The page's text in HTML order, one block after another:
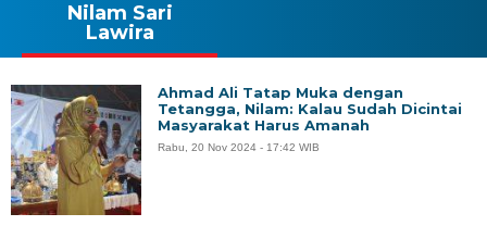
Nilam Sari
Lawira
Ahmad Ali Tatap Muka dengan
Tetangga, Nilam: Kalau Sudah Dicintai
Masyarakat Harus Amanah
Rabu, 20 Nov 2024 - 17:42 WIB